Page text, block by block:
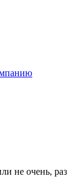
не очень,